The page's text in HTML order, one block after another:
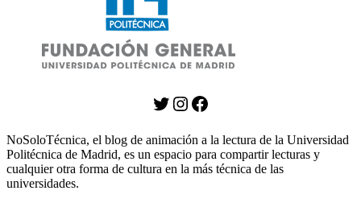
Twitter
Instagram
Facebook
NoSoloTécnica, el blog de animación a la lectura de la Universidad
Politécnica de Madrid, es un espacio para compartir lecturas y
cualquier otra forma de cultura en la más técnica de las
universidades.